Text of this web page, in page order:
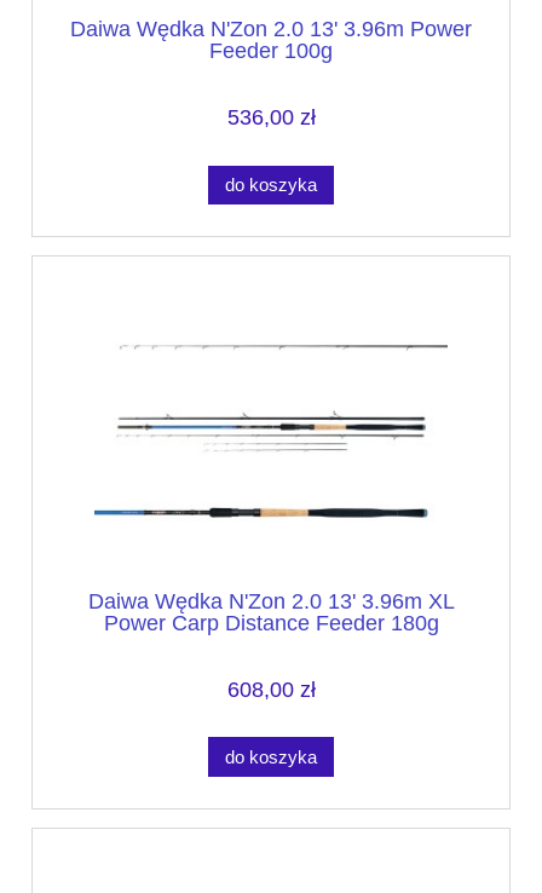
Daiwa Wędka N'Zon 2.0 13' 3.96m Power
Feeder 100g
536,00 zł
do koszyka
Daiwa Wędka N'Zon 2.0 13' 3.96m XL
Power Carp Distance Feeder 180g
608,00 zł
do koszyka